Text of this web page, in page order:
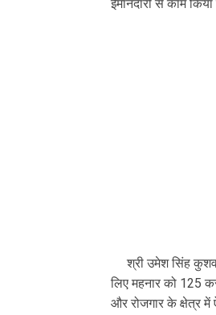
ईमानदारी से काम
श्री उमेश सिंह
लिए महनार को 125
और रोजगार के क्षेत्र में